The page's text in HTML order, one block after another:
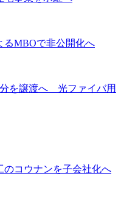
るMBOで非公開化へ
を譲渡へ 光ファイバ用
のコウナンを子会社化へ